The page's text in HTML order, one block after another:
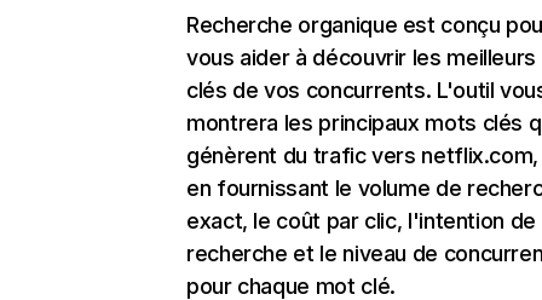
Recherche organique est conçu
vous aider à découvrir les
clés de vos concurrents. L'outil
montrera les principaux mots clés
génèrent du trafic vers
en fournissant le volume de
exact, le coût par clic, l'intention de
recherche et le niveau de
pour chaque mot clé.